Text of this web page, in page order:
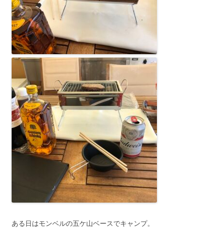
ある日はモンベルの五ケ山ベースでキャンプ。